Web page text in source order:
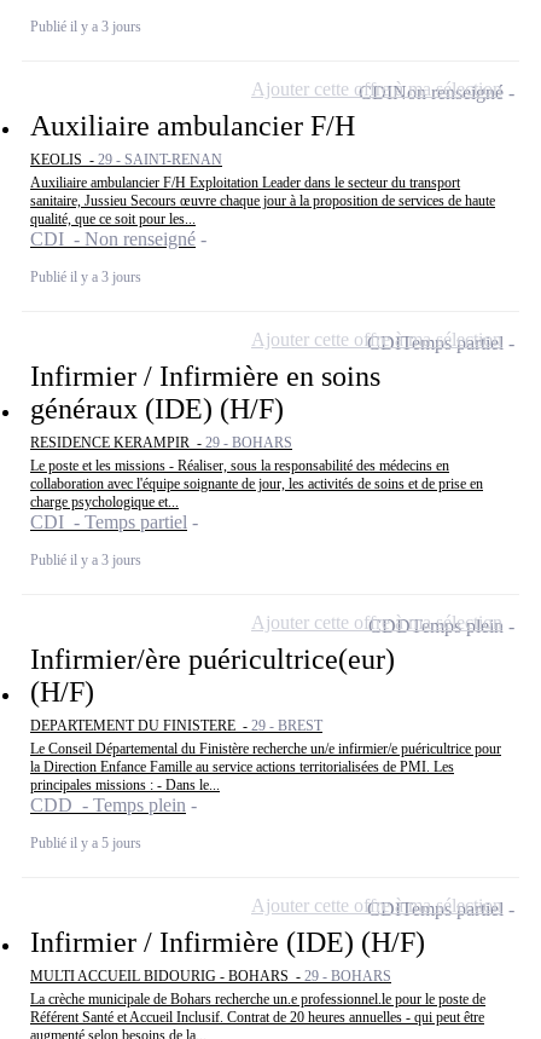
Publié il y a 3 jours
Auxiliaire ambulancier F/H
KEOLIS - 29 - SAINT-RENAN
Auxiliaire ambulancier F/H Exploitation Leader dans le secteur du transport
sanitaire, Jussieu Secours œuvre chaque jour à la proposition de services de haute
qualité, que ce soit pour les...
CDI - Non renseigné
Publié il y a 3 jours
CDINon renseigné
Ajouter cette offre à ma sélection
Infirmier / Infirmière en soins
généraux (IDE) (H/F)
RESIDENCE KERAMPIR - 29 - BOHARS
Le poste et les missions - Réaliser, sous la responsabilité des médecins en
collaboration avec l'équipe soignante de jour, les activités de soins et de prise en
charge psychologique et...
CDI - Temps partiel
Publié il y a 3 jours
CDITemps partiel
Ajouter cette offre à ma sélection
Infirmier/ère puéricultrice(eur)
(H/F)
DEPARTEMENT DU FINISTERE - 29 - BREST
Le Conseil Départemental du Finistère recherche un/e infirmier/e puéricultrice pour
la Direction Enfance Famille au service actions territorialisées de PMI. Les
principales missions : - Dans le...
CDD - Temps plein
Publié il y a 5 jours
CDDTemps plein
Ajouter cette offre à ma sélection
Infirmier / Infirmière (IDE) (H/F)
MULTI ACCUEIL BIDOURIG - BOHARS - 29 - BOHARS
La crèche municipale de Bohars recherche un.e professionnel.le pour le poste de
Référent Santé et Accueil Inclusif. Contrat de 20 heures annuelles - qui peut être
augmenté selon besoins de la...
CDITemps partiel
Ajouter cette offre à ma sélection